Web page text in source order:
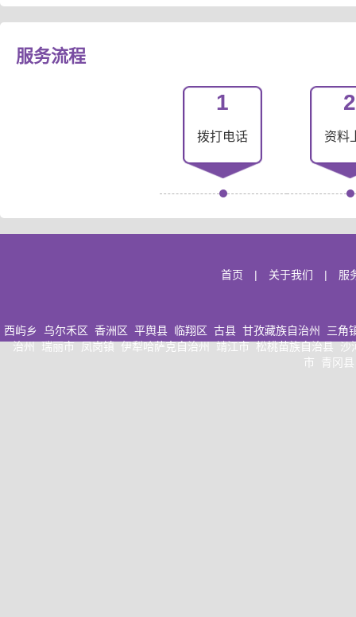
服务流程
1
拨打电话
2
资料
首页 | 关于我们 | 服
西屿乡 乌尔禾区 香洲区 平舆县 临翔区 古县 甘孜藏族自治州
三角
治州
瑞丽市 凤岗镇 伊犁哈萨克自治州 靖江市 松桃苗族自治县
沙
市
青冈县